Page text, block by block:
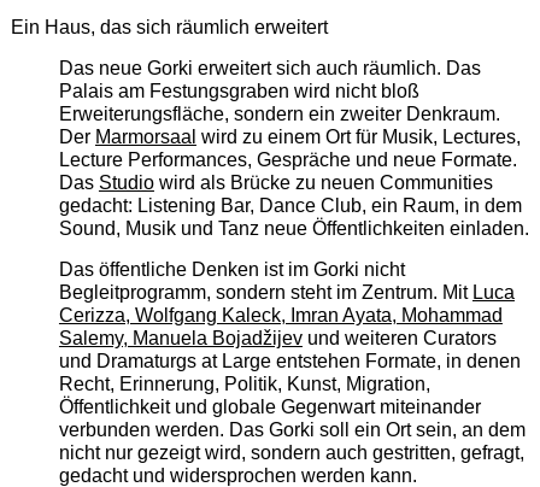
Ein Haus, das sich räumlich erweitert
Das neue Gorki erweitert sich auch räumlich. Das
Palais am Festungsgraben wird nicht bloß
Erweiterungsfläche, sondern ein zweiter Denkraum.
Der Marmorsaal wird zu einem Ort für Musik, Lectures,
Lecture Performances, Gespräche und neue Formate.
Das Studiowird als Brücke zu neuen Communities
gedacht: Listening Bar, Dance Club, ein Raum, in dem
Sound, Musik und Tanz neue Öffentlichkeiten einladen.
Das öffentliche Denken ist im Gorki nicht
Begleitprogramm, sondern steht im Zentrum. Mit Luca
Cerizza, Wolfgang Kaleck, Imran Ayata, Mohammad
Salemy, Manuela Bojadžijevund weiteren Curators
und Dramaturgs at Large entstehen Formate, in denen
Recht, Erinnerung, Politik, Kunst, Migration,
Öffentlichkeit und globale Gegenwart miteinander
verbunden werden. Das Gorki soll ein Ort sein, an dem
nicht nur gezeigt wird, sondern auch gestritten, gefragt,
gedacht und widersprochen werden kann.